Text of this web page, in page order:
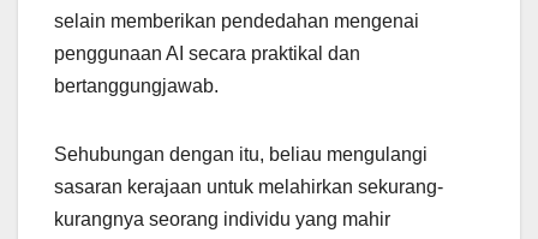
selain memberikan pendedahan mengenai
penggunaan AI secara praktikal dan
bertanggungjawab.
Sehubungan dengan itu, beliau mengulangi
sasaran kerajaan untuk melahirkan sekurang-
kurangnya seorang individu yang mahir